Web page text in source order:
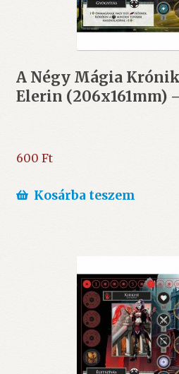
A Négy Mágia
Elerin (206x161mm)
600 Ft
Kosárba teszem